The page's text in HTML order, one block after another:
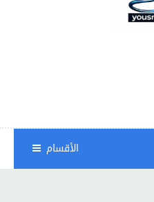
الأقسام